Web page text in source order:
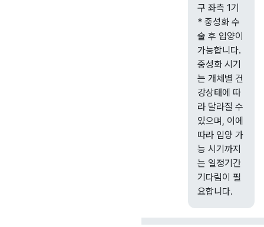
구 좌측 1기
* 중성화 수
술 후 입양이
가능합니다.
중성화 시기
는 개체별 건
강상태에 따
라 달라질 수
있으며, 이에
따라 입양 가
능 시기까지
는 일정기간
기다림이 필
요합니다.